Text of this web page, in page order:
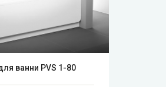
ванни PVS 1-80